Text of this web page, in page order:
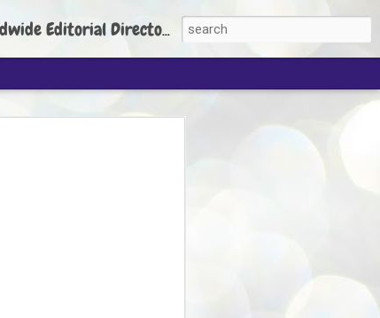
Director: Prem Chandran
aim is to
people's